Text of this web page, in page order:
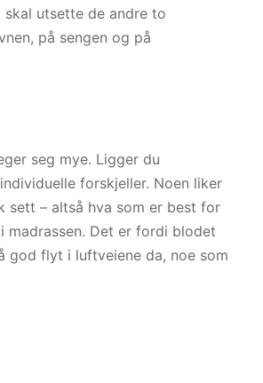
utsette de andre to
på sengen og på
seg mye. Ligger du
forskjeller. Noen liker
sett – altså hva som er best for
madrassen. Det er fordi blodet
god flyt i luftveiene da, noe som